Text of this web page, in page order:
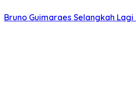
Bruno Guimaraes Selangkah